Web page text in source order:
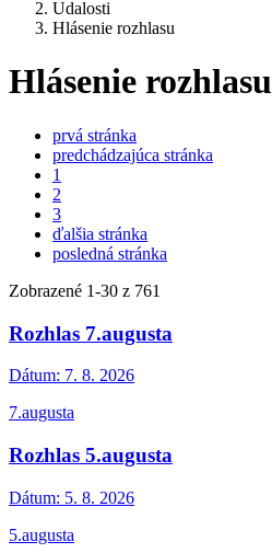
Udalosti
Hlásenie rozhlasu
Hlásenie rozhlasu
prvá stránka
predchádzajúca stránka
1
2
3
ďalšia stránka
posledná stránka
Zobrazené 1-30 z 761
Rozhlas 7.augusta
Dátum: 7. 8. 2026
7.augusta
Rozhlas 5.augusta
Dátum: 5. 8. 2026
5.augusta